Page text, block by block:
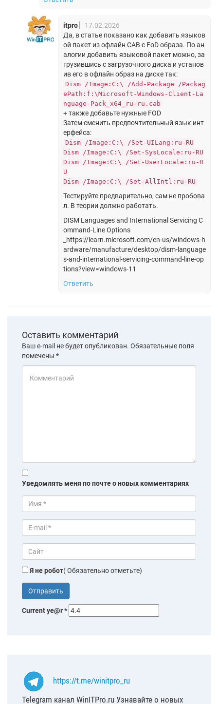
itpro
17.02.2026
Да, в статье показано как добавить языков
ой пакет из офлайн CAB с FoD образа. По ан
алогии добавить языковой пакет можно, за
грузившись с загрузочного диска и установ
ив его в офлайн образ на диске так:
Dism /Image:C:\ /Add-Package /Packag
ePath:f:\Microsoft-Windows-Client-La
nguage-Pack_x64_ru-ru.cab
+ также добавьте нужные FOD
Затем сменить предпочтительный язык инт
ерфейса:
Dism /Image:C:\ /Set-UILang:ru-RU
Dism /Image:C:\ /Set-SysLocale:ru-RU
Dism /Image:C:\ /Set-UserLocale:ru-R
U
Dism /Image:C:\ /Set-AllIntl:ru-RU
Тестируйте предварительно, сам не пробова
л. В теории должно работать.
DISM Languages and International Servicing C
ommand-Line Options
_https://learn.microsoft.com/en-us/windows-h
ardware/manufacture/desktop/dism-language
s-and-international-servicing-command-line-op
tions?view=windows-11
Ответить
Оставить комментарий
Ваш e-mail не будет опубликован. Обязательные поля
помечены *
Уведомлять меня по почте о новых комментариях
Я не робот( Обязательно отметьте)
Current ye@r*
https://t.me/winitpro_ru
Telegram канал WinITPro.ru Узнавайте о новых